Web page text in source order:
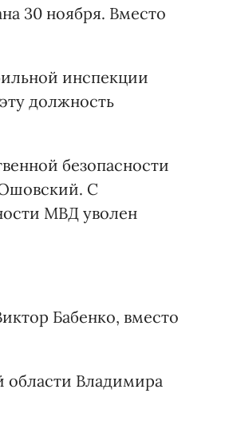
30 ноября. Вместо
инспекции
должность
безопасности
С
МВД уволен
Бабенко, вместо
области Владимира